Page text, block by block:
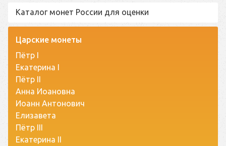
Каталог монет России для оценки
Царские монеты
Пётр I
Екатерина I
Пётр II
Анна Иоановна
Иоанн Антонович
Елизавета
Пётр III
Екатерина II